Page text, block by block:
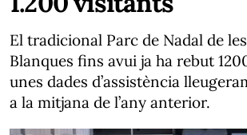
El tradicional Parc de Nadal de
Blanques fins avui ja ha rebut
unes dades d’assistència
a la mitjana de l’any anterior.